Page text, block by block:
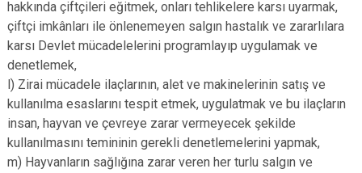
hakkında çiftçileri eğitmek, onları tehlikelere karsı uyarmak,
çiftçi imkânları ile önlenemeyen salgın hastalık ve zararlılara
karsı Devlet mücadelelerini programlayıp uygulamak ve
denetlemek,
l) Zirai mücadele ilaçlarının, alet ve makinelerinin satış ve
kullanılma esaslarını tespit etmek, uygulatmak ve bu ilaçların
insan, hayvan ve çevreye zarar vermeyecek şekilde
kullanılmasını temininin gerekli denetlemelerini yapmak,
m) Hayvanların sağlığına zarar veren her turlu salgın ve